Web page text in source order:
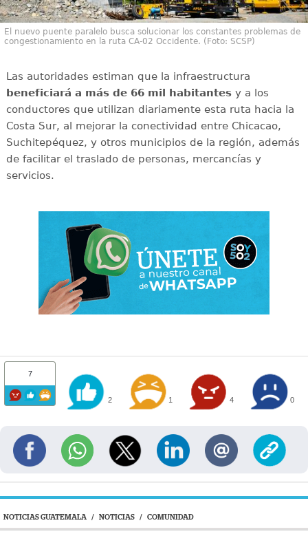
El nuevo puente paralelo busca solucionar los constantes problemas de
congestionamiento en la ruta CA-02 Occidente. (Foto: SCSP)
Las autoridades estiman que la infraestructura
beneficiará a más de 66 mil habitantesy a los
conductores que utilizan diariamente esta ruta hacia la
Costa Sur, al mejorar la conectividad entre Chicacao,
Suchitepéquez, y otros municipios de la región, además
de facilitar el traslado de personas, mercancías y
servicios.
7
2 1 4 0
NOTICIAS GUATEMALA / NOTICIAS / COMUNIDAD